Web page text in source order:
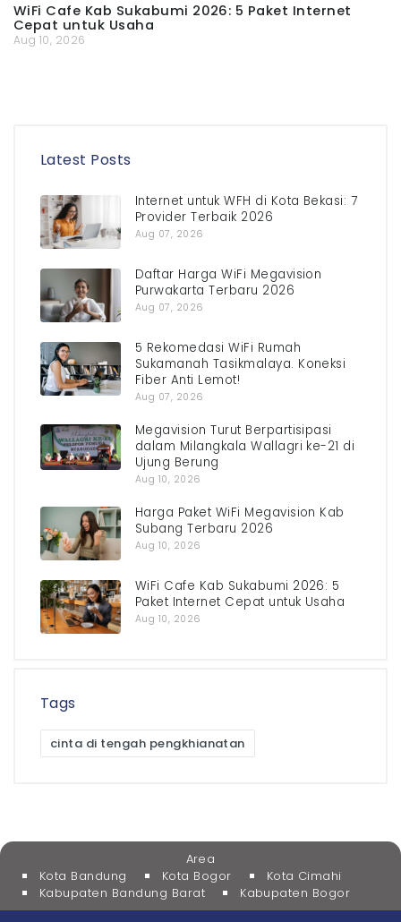
WiFi Cafe Kab Sukabumi 2026: 5 Paket Internet
Cepat untuk Usaha
Aug 10, 2026
Latest Posts
Internet untuk WFH di Kota Bekasi: 7
Provider Terbaik 2026
Aug 07, 2026
Daftar Harga WiFi Megavision
Purwakarta Terbaru 2026
Aug 07, 2026
5 Rekomedasi WiFi Rumah
Sukamanah Tasikmalaya. Koneksi
Fiber Anti Lemot!
Aug 07, 2026
Megavision Turut Berpartisipasi
dalam Milangkala Wallagri ke-21 di
Ujung Berung
Aug 10, 2026
Harga Paket WiFi Megavision Kab
Subang Terbaru 2026
Aug 10, 2026
WiFi Cafe Kab Sukabumi 2026: 5
Paket Internet Cepat untuk Usaha
Aug 10, 2026
Tags
cinta di tengah pengkhianatan
Area
Kota Bandung
Kota Bogor
Kota Cimahi
Kabupaten Bandung Barat
Kabupaten Bogor